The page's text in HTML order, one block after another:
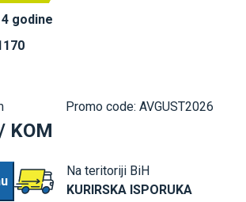
godine
KOM
Promo code: AVGUST2026
Na teritoriji BiH
KURIRSKA ISPORUKA